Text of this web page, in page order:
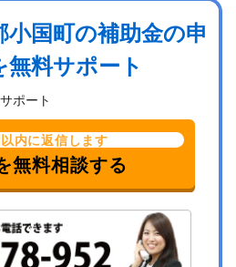
小国町の補助金の申
無料サポート
内に返信します
無料相談する